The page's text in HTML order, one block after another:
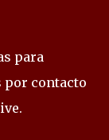
para
por contacto